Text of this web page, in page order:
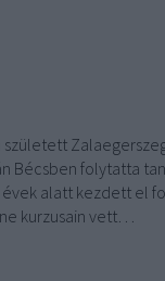
született
Bécsben folytatta
alatt kezdett el
kurzusain vett…